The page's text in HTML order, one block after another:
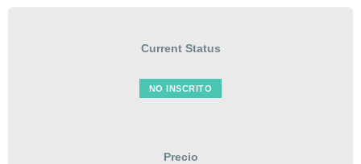
Current Status
NO INSCRITO
Precio